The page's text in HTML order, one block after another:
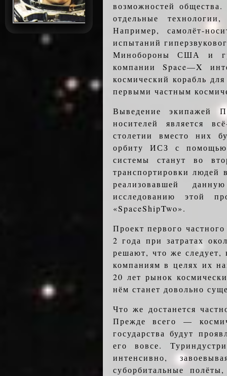
возможностей
отдельные
Например, самолёт-
испытаний
Минобороны США и
компании Space—X
космический корабль
первыми частным
Выведение экипажей
носителей является
столетии вместо них
орбиту ИСЗ с помощью
системы станут во
транспортировки
реализовавшей
исследованию этой
«SpaceShipTwo».
Проект первого
2 года при затратах
решают, что же следует,
компаниям в целях их
20 лет рынок
нём станет довольно
Что же достанется
Прежде всего —
государства будут
его вовсе.
интенсивно,
суборбитальные